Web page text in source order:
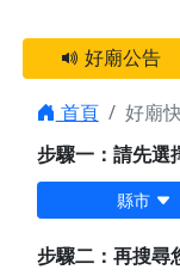
好廟公告
首頁
好廟
步驟一：請先選
縣市
步驟二：再搜尋